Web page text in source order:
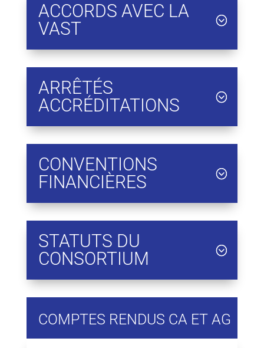
ACCORDS AVEC LA
VAST
ARRÊTÉS
ACCRÉDITATIONS
CONVENTIONS
FINANCIÈRES
STATUTS DU
CONSORTIUM
COMPTES RENDUS CA ET AG